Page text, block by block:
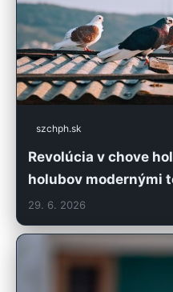
szchph.sk
Revolúcia v chove
holubov modernými
29. 6. 2026